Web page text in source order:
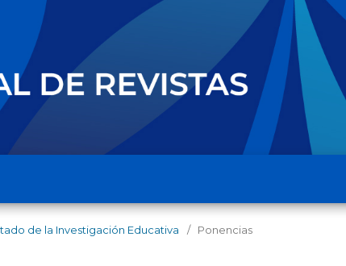
de la Investigación Educativa / Ponencias